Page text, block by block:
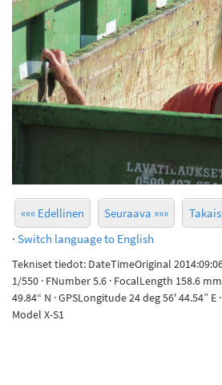
««« Edellinen Seuraava »»»
· Switch language to English
Tekniset tiedot: DateTimeOriginal
1/550 · FNumber 5.6 · FocalLength 158.6
49.84“ N · GPSLongitude 24 deg 56' 44.54” E
Model X-S1